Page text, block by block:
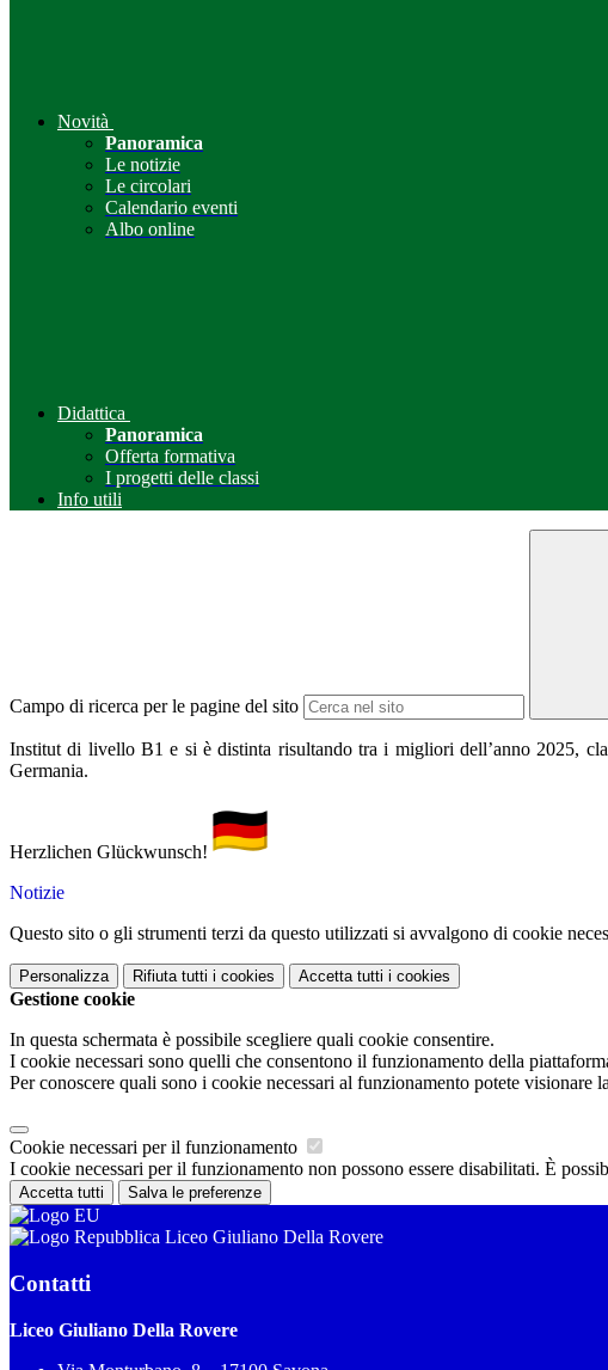
Novità
Panoramica
Le notizie
Le circolari
Calendario eventi
Albo online
Didattica
Panoramica
Offerta formativa
I progetti delle classi
Info utili
Campo di ricerca per le pagine del sito
Institut di livello B1 e si è distinta risultando tra i migliori dell’anno 2025,
Germania.
Herzlichen Glückwunsch!
Notizie
Questo sito o gli strumenti terzi da questo utilizzati si avvalgono di cookie
Personalizza Rifiuta tutti i cookies Accetta tutti i cookies
Gestione cookie
In questa schermata è possibile scegliere quali cookie consentire.
I cookie necessari sono quelli che consentono il funzionamento della
Per conoscere quali sono i cookie necessari al funzionamento potete visionare la
Cookie necessari per il funzionamento
I cookie necessari per il funzionamento non possono essere disabilitati. È
Accetta tutti Salva le preferenze
Liceo Giuliano Della Rovere
Contatti
Liceo Giuliano Della Rovere